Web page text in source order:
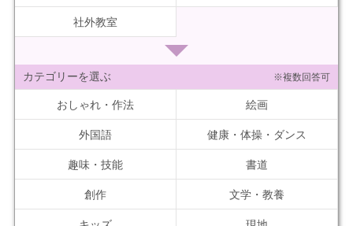
社外教室
カテゴリーを選ぶ ※複数回答可
おしゃれ・作法 絵画
外国語 健康・体操・ダンス
趣味・技能 書道
創作 文学・教養